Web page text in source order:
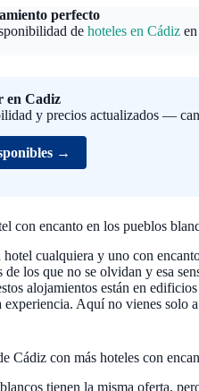
perfecto
de hoteles en Cádiz
en Cadiz
y precios actualizados —
→
con encanto en los pueblos
cualquiera y uno con
los que no se olvidan y esa
alojamientos están en
experiencia. Aquí no vienes solo
Cádiz con más hoteles con
tienen la misma oferta,